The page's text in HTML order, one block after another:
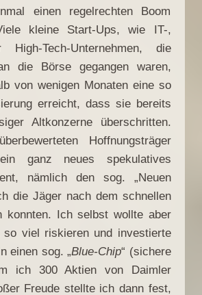
einen regelrechten Boom
kleine Start-Ups, wie IT-,
Tech-Unternehmen, die
die Börse gegangen waren,
von wenigen Monaten eine so
erreicht, dass sie bereits
Altkonzerne überschritten.
Hoffnungsträger
ganz neues spekulatives
nämlich den sog. „Neuen
die Jäger nach dem schnellen
konnten. Ich selbst wollte aber
viel riskieren und investierte
einen sog. „Blue-Chip“ (sichere
ich 300 Aktien von Daimler
Freude stellte ich dann fest,